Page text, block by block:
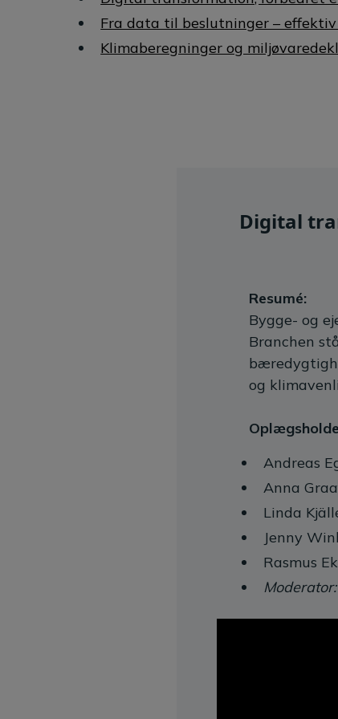
Fra data til beslutninger –
Klimaberegninger og
Digital
Resumé:
Bygge- og
Branchen
og
Andreas
Anna
Linda
Jenny
Rasmus
Moderator: